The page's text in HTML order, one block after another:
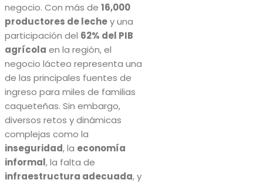
negocio. Con más de 16,000
productores de lechey una
participación del 62% del PIB
agrícola en la región, el
negocio lácteo representa una
de las principales fuentes de
ingreso para miles de familias
caqueteñas. Sin embargo,
diversos retos y dinámicas
complejas como la
inseguridad, la economía
informal, la falta de
infraestructura adecuada, y